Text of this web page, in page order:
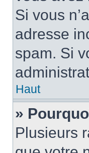
Si vous
adresse
spam. Si
Haut
»
Plusieurs